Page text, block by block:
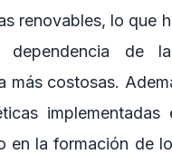
renovables, lo que
dependencia de
más costosas.
en la formación de